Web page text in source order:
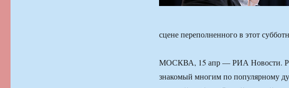
сцене переполненного в этот
МОСКВА, 15 апр — РИА Новости.
знакомый многим по популярному